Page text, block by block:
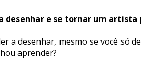
desenhar e se tornar um artista
a desenhar, mesmo se você só
aprender?